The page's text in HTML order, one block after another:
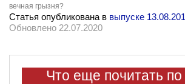
вечная грызня?
Статья опубликована в выпуске
Обновлено 22.07.2020
Что еще почитать